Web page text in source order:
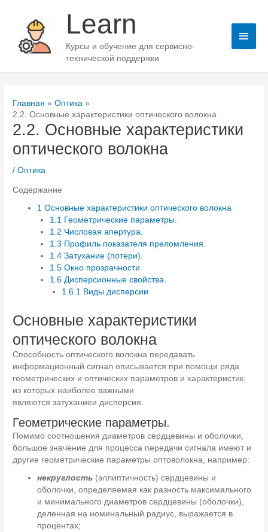
содержимому
Learn
Курсы и обучение для сервисно-
технической поддержки
Главная
Оптика
2.2. Основные характеристики оптического волокна
2.2. Основные характеристики
оптического волокна
/Оптика
Содержание
1 Основные характеристики оптического волокна
1.1Геометрические параметры.
1.2 Числовая апертура.
1.3 Профиль показателя преломления.
1.4Затухание (потери).
1.5Окно прозрачности
1.6Дисперсионные свойства.
1.6.1 Виды дисперсии
Основные характеристики
оптического волокна
Способность оптического волокна передавать
информационный сигнал описывается при помощи ряда
геометрических и оптических параметров и характеристик,
из которых наиболее важными
являются затуханиеи дисперсия.
Геометрические параметры.
Помимо соотношения диаметров сердцевины и оболочки,
большое значение для процесса передачи сигнала имеют и
другие геометрические параметры оптоволокна, например:
некруглость (эллиптичность) сердцевины и
оболочки, определяемая как разность максимального
и минимального диаметров сердцевины (оболочки),
деленная на номинальный радиус, выражается в
процентах;